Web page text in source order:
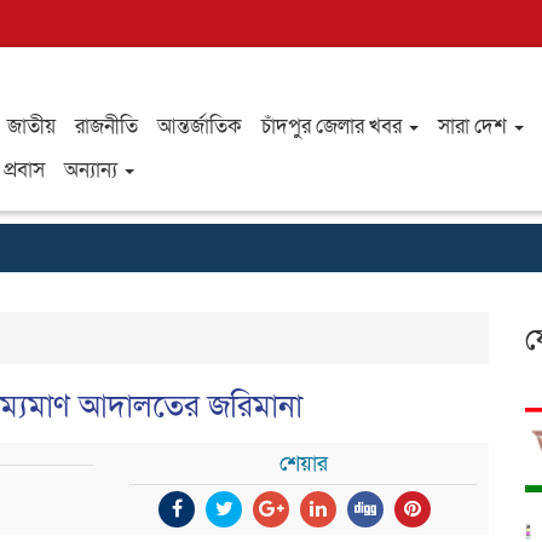
জাতীয় রাজনীতি আন্তর্জাতিক চাঁদপুর জেলার খবর
সারা দেশ
প্রবাস
অন্যান্য
আদালতের জরিমানা
শেয়ার